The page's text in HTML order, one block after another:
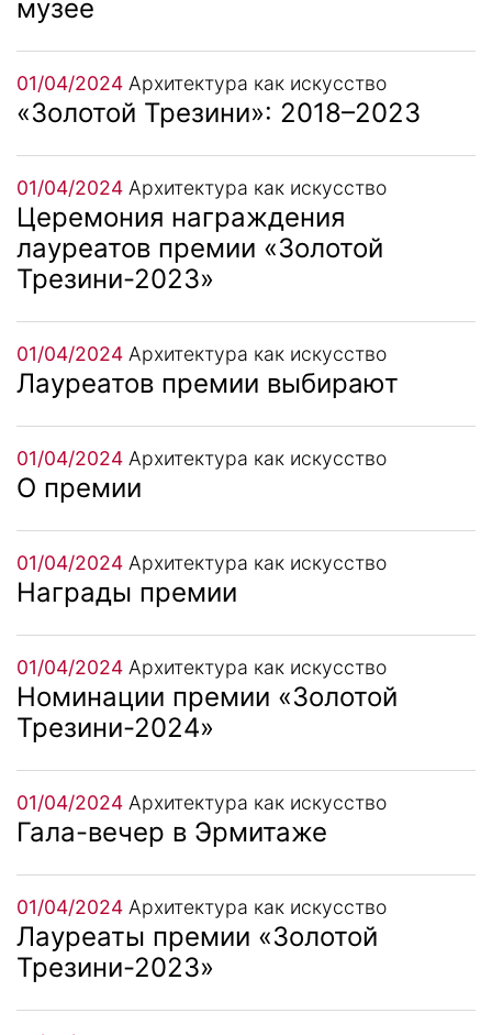
музее
01/04/2024 Архитектура как искусство
«Золотой Трезини»: 2018–2023
01/04/2024 Архитектура как искусство
Церемония награждения
лауреатов премии «Золотой
Трезини-2023»
01/04/2024 Архитектура как искусство
Лауреатов премии выбирают
01/04/2024 Архитектура как искусство
О премии
01/04/2024 Архитектура как искусство
Награды премии
01/04/2024 Архитектура как искусство
Номинации премии «Золотой
Трезини-2024»
01/04/2024 Архитектура как искусство
Гала-вечер в Эрмитаже
01/04/2024 Архитектура как искусство
Лауреаты премии «Золотой
Трезини-2023»